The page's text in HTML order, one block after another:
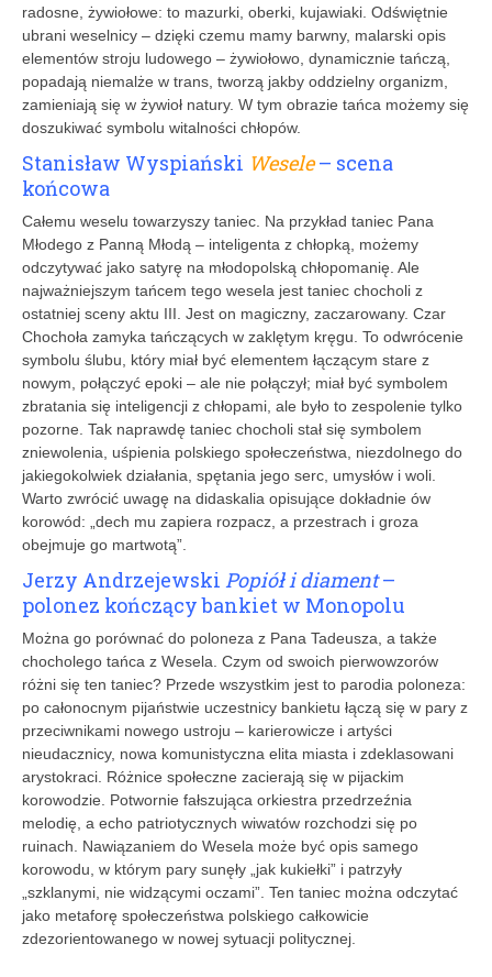
radosne, żywiołowe: to mazurki, oberki, kujawiaki. Odświętnie
ubrani weselnicy – dzięki czemu mamy barwny, malarski opis
elementów stroju ludowego – żywiołowo, dynamicznie tańczą,
popadają niemalże w trans, tworzą jakby oddzielny organizm,
zamieniają się w żywioł natury. W tym obrazie tańca możemy się
doszukiwać symbolu witalności chłopów.
Stanisław Wyspiański Wesele– scena
końcowa
Całemu weselu towarzyszy taniec. Na przykład taniec Pana
Młodego z Panną Młodą – inteligenta z chłopką, możemy
odczytywać jako satyrę na młodopolską chłopomanię. Ale
najważniejszym tańcem tego wesela jest taniec chocholi z
ostatniej sceny aktu III. Jest on magiczny, zaczarowany. Czar
Chochoła zamyka tańczących w zaklętym kręgu. To odwrócenie
symbolu ślubu, który miał być elementem łączącym stare z
nowym, połączyć epoki – ale nie połączył; miał być symbolem
zbratania się inteligencji z chłopami, ale było to zespolenie tylko
pozorne. Tak naprawdę taniec chocholi stał się symbolem
zniewolenia, uśpienia polskiego społeczeństwa, niezdolnego do
­jakiegokolwiek działania, spętania jego serc, umysłów i woli.
Warto zwrócić uwagę na didaskalia opisujące dokładnie ów
korowód: „dech mu zapiera rozpacz, a przestrach i groza
obejmuje go martwotą”.
Jerzy Andrzejewski Popiół i diament–
polonez kończący bankiet w Monopolu
Można go porównać do poloneza z Pana Tadeusza, a także
chocholego tańca z Wesela. Czym od swoich pierwowzorów
różni się ten taniec? Przede wszystkim jest to parodia poloneza:
po całonocnym pijaństwie uczestnicy bankietu łączą się w pary z
przeciwnikami nowego ustroju – karierowicze i artyści
nieudacznicy, nowa komunistyczna elita miasta i zdeklasowani
arystokraci. Różnice społeczne zacierają się w pijackim
korowodzie. Potwornie fałszująca orkiestra przedrzeźnia
melodię, a echo patriotycznych wiwatów rozchodzi się po
ruinach. Nawiązaniem do Wesela może być opis samego
korowodu, w którym pary sunęły „jak kukiełki” i patrzyły
„szklanymi, nie widzącymi oczami”. Ten taniec można odczytać
jako metaforę społeczeństwa polskiego całkowicie
zdezorientowanego w nowej sytuacji politycznej.